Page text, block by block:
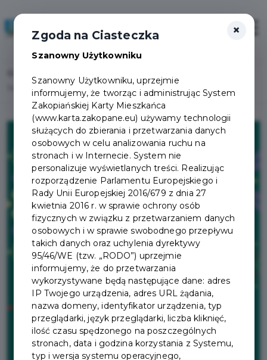
Sukces premierowego weekendu Karty Turysty Zakopane.
×
Zgoda na Ciasteczka
Szanowny Użytkowniku
Szanowny Użytkowniku, uprzejmie
informujemy, że tworząc i administrując System
Zakopiańskiej Karty Mieszkańca
(www.karta.zakopane.eu) używamy technologii
służących do zbierania i przetwarzania danych
osobowych w celu analizowania ruchu na
stronach i w Internecie. System nie
personalizuje wyświetlanych treści. Realizując
rozporządzenie Parlamentu Europejskiego i
Rady Unii Europejskiej 2016/679 z dnia 27
kwietnia 2016 r. w sprawie ochrony osób
fizycznych w związku z przetwarzaniem danych
osobowych i w sprawie swobodnego przepływu
takich danych oraz uchylenia dyrektywy
95/46/WE (tzw. „RODO”) uprzejmie
informujemy, że do przetwarzania
wykorzystywane będą następujące dane: adres
IP Twojego urządzenia, adres URL żądania,
nazwa domeny, identyfikator urządzenia, typ
przeglądarki, język przeglądarki, liczba kliknięć,
ilość czasu spędzonego na poszczególnych
stronach, data i godzina korzystania z Systemu,
typ i wersja systemu operacyjnego,